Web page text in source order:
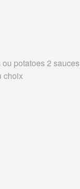
potatoes 2 sauces
choix